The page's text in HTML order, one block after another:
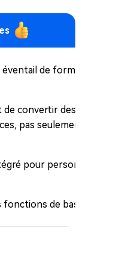
de formats
convertir des vidéos
pas seulement
pour personnaliser
de base.